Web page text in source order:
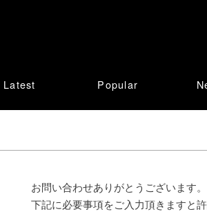
Latest Popular
お問い合わせありがとうございます。
下記に必要事項をご入力頂きますと